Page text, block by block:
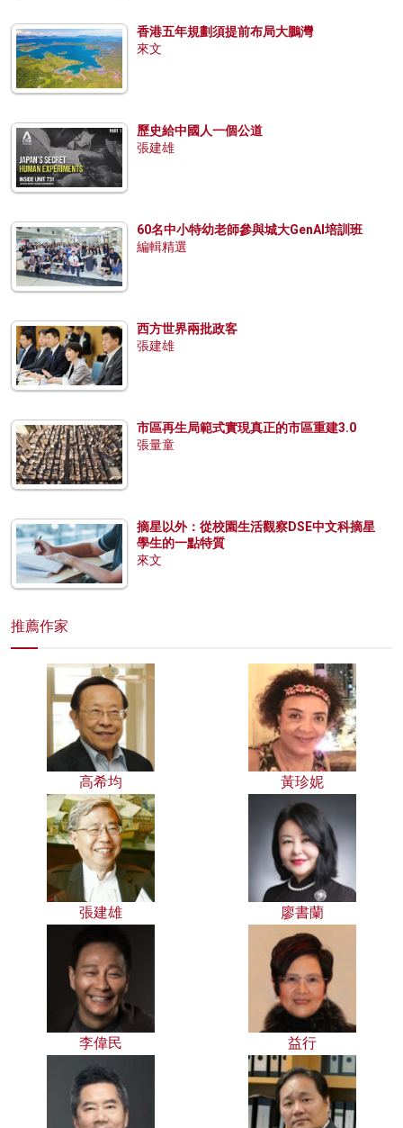
香港五年規劃須提前布局大鵬灣
來文
歷史給中國人一個公道
張建雄
60名中小特幼老師參與城大GenAI培訓班
編輯精選
西方世界兩批政客
張建雄
市區再生局範式實現真正的市區重建3.0
張量童
摘星以外：從校園生活觀察DSE中文科摘星
學生的一點特質
來文
推薦作家
高希均 黃珍妮
張建雄 廖書蘭
李偉民 益行